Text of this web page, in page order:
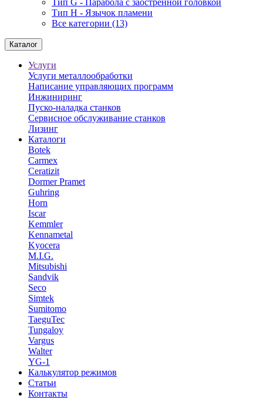
Тип G - Парабола с заостренной головкой
Тип H - Язычок пламени
Все категории (13)
Каталог
Услуги
Услуги металлообработки
Написание управляющих программ
Инжиниринг
Пуско-наладка станков
Сервисное обслуживание станков
Лизинг
Каталоги
Botek
Carmex
Ceratizit
Dormer Pramet
Guhring
Horn
Iscar
Kemmler
Kennametal
Kyocera
M.I.G.
Mitsubishi
Sandvik
Seco
Simtek
Sumitomo
TaeguTec
Tungaloy
Vargus
Walter
YG-1
Калькулятор режимов
Статьи
Контакты